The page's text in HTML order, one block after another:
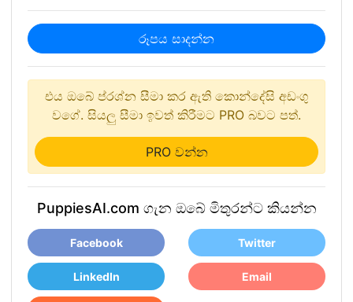
රූපය සාදන්න
එය ඔබේ ප්රශ්න සීමා කර ඇති කොන්දේසි අඩංගු
වගේ. සියලු සීමා ඉවත් කිරීමට PRO බවට පත්.
PRO වන්න
PuppiesAI.com ගැන ඔබේ මිතුරන්ට කියන්න
Facebook Twitter
LinkedIn Email